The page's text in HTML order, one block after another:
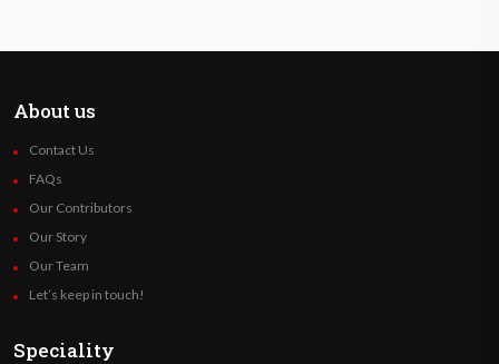
About us
Contact Us
FAQs
Our Contributors
Our Story
Our Team
Let’s keep in touch!
Speciality